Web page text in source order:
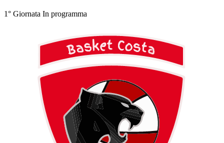
1° Giornata In programma